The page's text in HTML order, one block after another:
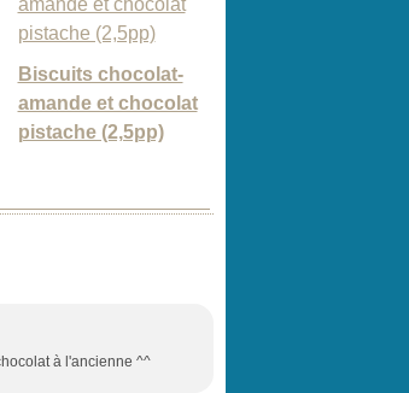
Biscuits chocolat-
amande et chocolat
pistache (2,5pp)
à l'ancienne ^^